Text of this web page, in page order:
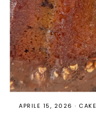
APRILE 15, 2026 · CAKE